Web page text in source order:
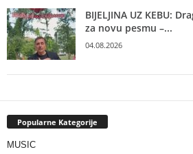
BIJELJINA UZ KEBU:
za novu pesmu –...
04.08.2026
Popularne Kategorije
MUSIC